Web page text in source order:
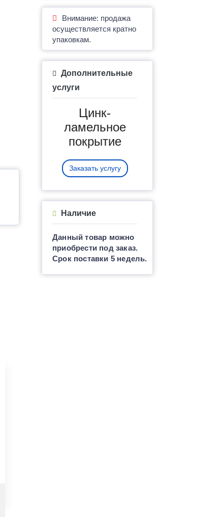
Внимание: продажа
осуществляется кратно
упаковкам.
Дополнительные
услуги
Цинк-
ламельное
покрытие
Заказать услугу
Наличие
Данный товар можно
приобрести под заказ.
Срок поставки 5 недель.